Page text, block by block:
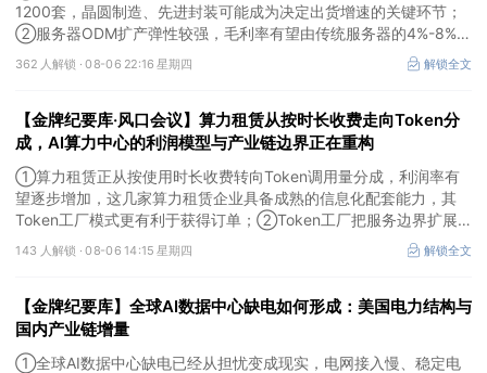
1200套，晶圆制造、先进封装可能成为决定出货增速的关键环节；
②服务器ODM扩产弹性较强，毛利率有望由传统服务器的4%-8%提
升至10%-15%，这两家公司占据整机市场的核心份额；③国产交换
芯片已经由送样验证逐步进入小批量应用，中低速率产品替代有望加
362 人解锁 ·08-06 22:16 星期四 解锁全文
【金牌纪要库·风口会议】算力租赁从按时长收费走向Token分
成，AI算力中心的利润模型与产业链边界正在重构
①算力租赁正从按使用时长收费转向Token调用量分成，利润率有
望逐步增加，这几家算力租赁企业具备成熟的信息化配套能力，其
Token工厂模式更有利于获得订单；②Token工厂把服务边界扩展
至调度、模型适配、计费和安全，这类具备网络安全配套和底层模型
适配业务的企业也会受益Token工厂建设；③高端训练卡仍受供给
143 人解锁 ·08-06 14:15 星期四 解锁全文
【金牌纪要库】全球AI数据中心缺电如何形成：美国电力结构与
国内产业链增量
①全球AI数据中心缺电已经从担忧变成现实，电网接入慢、稳定电